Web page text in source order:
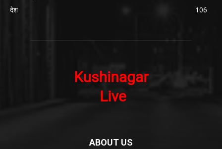
देश
106
ABOUT US